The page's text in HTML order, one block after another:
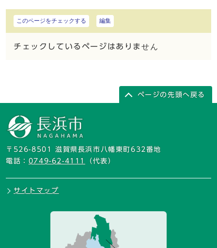
このページをチェックする 編集
チェックしているページはありません
ページの先頭へ戻る
〒526-8501 滋賀県長浜市八幡東町632番地
電話： 0749-62-4111 （代表）
サイトマップ